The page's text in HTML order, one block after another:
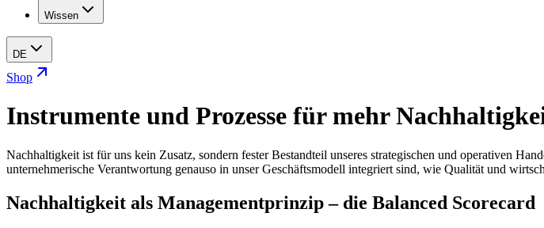
Wissen
DE
Shop
Instrumente und Prozesse für mehr
Nachhaltigkeit ist für uns kein Zusatz, sondern fester Bestandteil unseres strategischen und operativen
unternehmerische Verantwortung genauso in unser Geschäftsmodell integriert sind, wie Qualität und
Nachhaltigkeit als Managementprinzip – die Balanced Scorecard